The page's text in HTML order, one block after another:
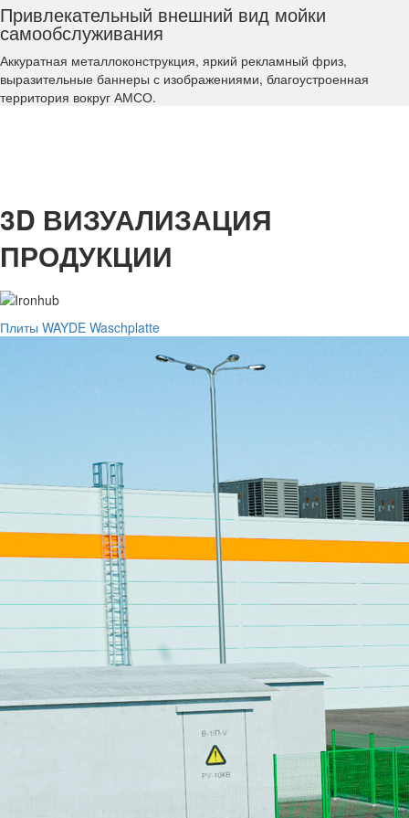
Привлекательный внешний вид мойки
самообслуживания
Аккуратная металлоконструкция, яркий рекламный фриз,
выразительные баннеры с изображениями, благоустроенная
территория вокруг АМСО.
3D ВИЗУАЛИЗАЦИЯ
ПРОДУКЦИИ
Плиты WAYDE Waschplatte